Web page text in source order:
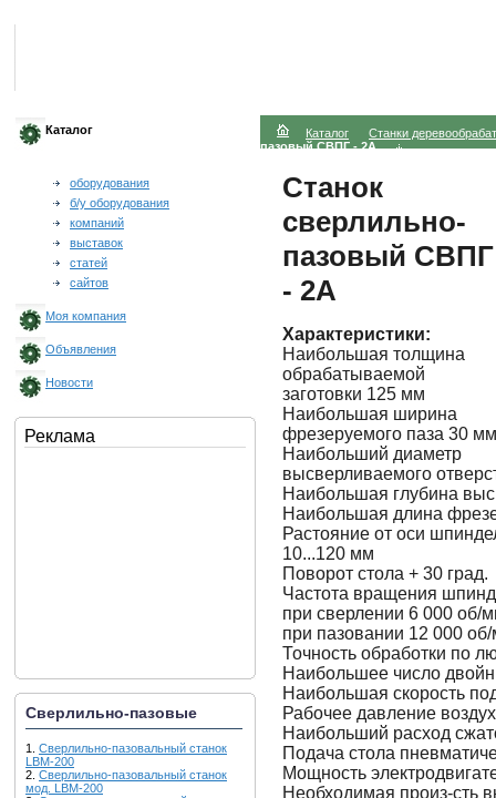
Каталог
оборудования
б/у оборудования
компаний
выставок
статей
сайтов
Моя компания
Объявления
Новости
Реклама
Сверлильно-пазовые
1. Сверлильно-пазовальный станок
LBM-200
2. Сверлильно-пазовальный станок
мод. LBM-200
Каталог
Станки
пазовый СВПГ - 2A
Станок
сверлильно-
пазовый СВПГ
- 2A
Характеристики:
Наибольшая толщина
обрабатываемой
заготовки 125 мм
Наибольшая ширина
фрезеруемого паза 30 мм
Наибольший диаметр
высверливаемого
Наибольшая глубина
Наибольшая длина
Растояние от оси
10...120 мм
Поворот стола + 30 град.
Частота вращения
при сверлении 6 000 об/
при пазовании 12 000
Точность обработки по
Наибольшее число
Наибольшая скорость
Рабочее давление
Наибольший расход
Подача стола
Мощность
Необходимая произ-сть